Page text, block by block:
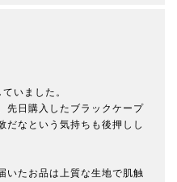
いました。
先日購入したブラックケープ
だなという気持ちも後押しし
いたお品は上質な生地で肌触